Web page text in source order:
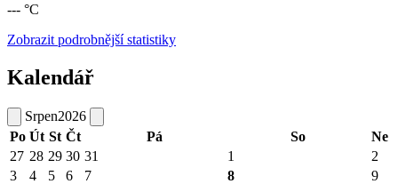
--- °C
Zobrazit podrobnější statistiky
Kalendář
Srpen2026
Po Út St Čt Pá So
Ne
27 28 29 30 31 1
2
3
4 5 6 7 8 9